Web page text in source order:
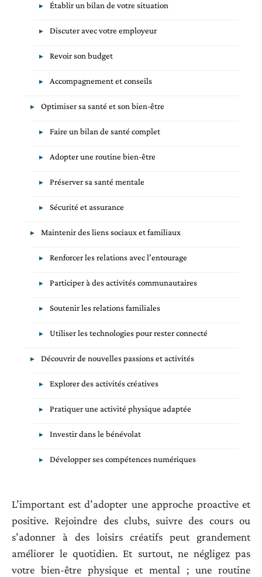
Établir un bilan de votre situation
Discuter avec votre employeur
Revoir son budget
Accompagnement et conseils
Optimiser sa santé et son bien-être
Faire un bilan de santé complet
Adopter une routine bien-être
Préserver sa santé mentale
Sécurité et assurance
Maintenir des liens sociaux et familiaux
Renforcer les relations avec l’entourage
Participer à des activités communautaires
Soutenir les relations familiales
Utiliser les technologies pour rester connecté
Découvrir de nouvelles passions et activités
Explorer des activités créatives
Pratiquer une activité physique adaptée
Investir dans le bénévolat
Développer ses compétences numériques
L’important est d’adopter une approche proactive et
positive. Rejoindre des clubs, suivre des cours ou
s’adonner à des loisirs créatifs peut grandement
améliorer le quotidien. Et surtout, ne négligez pas
votre bien-être physique et mental ; une routine